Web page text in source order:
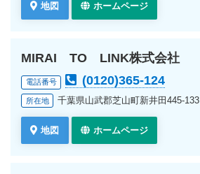
地図 ホームページ
MIRAI TO LINK株式会社
電話番号 (0120)365-124
所在地 千葉県山武郡芝山町新井田445-133
地図 ホームページ